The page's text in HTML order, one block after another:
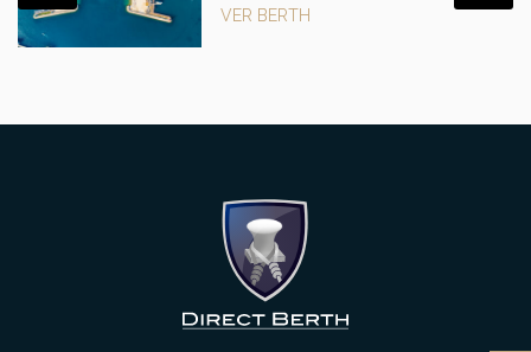
VER BERTH